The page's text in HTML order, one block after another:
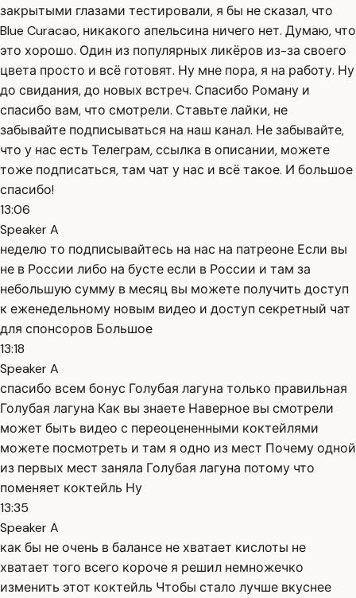
закрытыми глазами тестировали, я бы не сказал, что
Blue Curacao, никакого апельсина ничего нет. Думаю, что
это хорошо. Один из популярных ликёров из-за своего
цвета просто и всё готовят. Ну мне пора, я на работу. Ну
до свидания, до новых встреч. Спасибо Роману и
спасибо вам, что смотрели. Ставьте лайки, не
забывайте подписываться на наш канал. Не забывайте,
что у нас есть Телеграм, ссылка в описании, можете
тоже подписаться, там чат у нас и всё такое. И большое
спасибо!
13:06
Speaker A
неделю то подписывайтесь на нас на патреоне Если вы
не в России либо на бусте если в России и там за
небольшую сумму в месяц вы можете получить доступ
к еженедельному новым видео и доступ секретный чат
для спонсоров Большое
13:18
Speaker A
спасибо всем бонус Голубая лагуна только правильная
Голубая лагуна Как вы знаете Наверное вы смотрели
может быть видео с переоцененными коктейлями
можете посмотреть и там я одно из мест Почему одной
из первых мест заняла Голубая лагуна потому что
поменяет коктейль Ну
13:35
Speaker A
как бы не очень в балансе не хватает кислоты не
хватает того всего короче я решил немножечко
изменить этот коктейль Чтобы стало лучше вкуснее